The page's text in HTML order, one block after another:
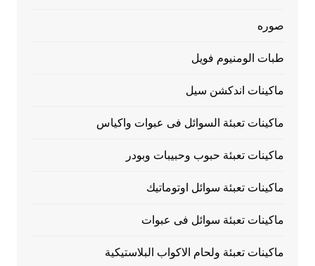
صوره
طبات الومنيوم فويل
ماكينات اندكشن سيل
ماكينات تعبئة السوائل فى عبوات واكياس
ماكينات تعبئة حبوب وحبيبات وبودر
ماكينات تعبئة سوائل اوتوماتيك
ماكينات تعبئة سوائل فى عبوات
ماكينات تعبئة ولحام الاكواب البلاستيكية